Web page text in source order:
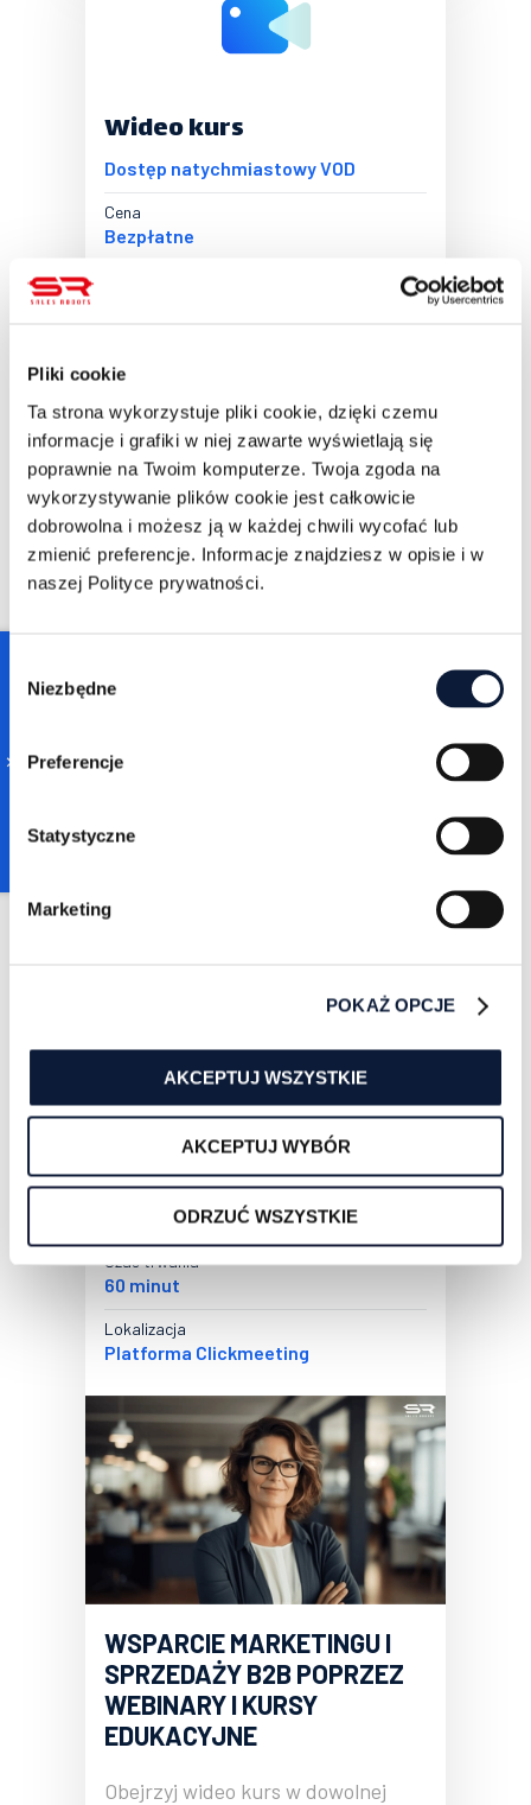
Pliki cookie
Ta strona wykorzystuje pliki cookie, dzięki czemu
informacje i grafiki w niej zawarte wyświetlają się
poprawnie na Twoim komputerze. Twoja zgoda na
wykorzystywanie plików cookie jest całkowicie
dobrowolna i możesz ją w każdej chwili wycofać lub
zmienić preferencje. Informacje znajdziesz w opisie i w
naszej Polityce prywatności.
Selection
Niezbędne
Preferencje
Statystyczne
Marketing
POKAŻ OPCJE
AKCEPTUJ WSZYSTKIE
AKCEPTUJ WYBÓR
ODRZUĆ WSZYSTKIE
Wideo kurs
Dostęp natychmiastowy VOD
Cena
Bezpłatne
Platforma Clickmeeting
SALES NAVIGATOR DO
chwili w formule VOD - bezpłatnie.
Wideo kurs
Dostęp natychmiastowy VOD
Cena
Bezpłatne
Czas trwania
60 minut
Lokalizacja
Platforma Clickmeeting
WSPARCIE MARKETINGU I
SPRZEDAŻY B2B POPRZEZ
WEBINARY I KURSY
EDUKACYJNE
Obejrzyj wideo kurs w dowolnej